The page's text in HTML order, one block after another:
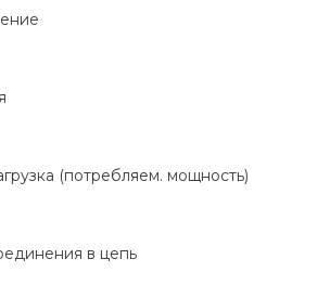
(потребляем. мощность)
в цепь